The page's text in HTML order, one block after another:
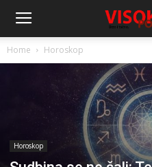
Home Horoskop
Horoskop